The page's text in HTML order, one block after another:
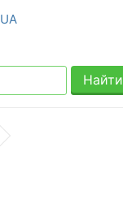
UA
Найти